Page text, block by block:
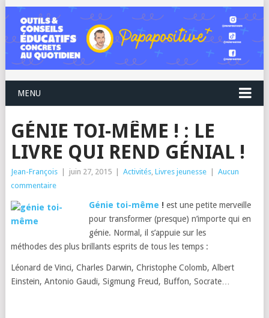
MENU
GÉNIE TOI-MÊME ! : LE
LIVRE QUI REND GÉNIAL !
Jean-François juin 27, 2015 Activités, Livres jeunesse
Aucun
commentaire
Génie toi-même ! est une petite merveille
pour transformer (presque) n’importe qui en
génie. Normal, il s’appuie sur les
méthodes des plus brillants esprits de tous les temps :
Léonard de Vinci, Charles Darwin, Christophe Colomb, Albert
Einstein, Antonio Gaudi, Sigmung Freud, Buffon, Socrate…